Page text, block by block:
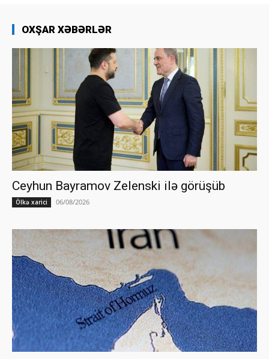
OXŞAR XƏBƏRLƏR
Ceyhun Bayramov Zelenski ilə görüşüb
Ölkə xarici 06/08/2026